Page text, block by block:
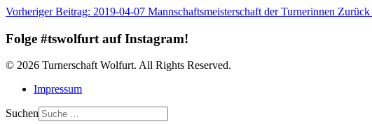
Vorheriger Beitrag: 2019-04-07 Mannschaftsmeisterschaft der Turnerinnen Zurück
Folge #tswolfurt auf Instagram!
© 2026 Turnerschaft Wolfurt. All Rights Reserved.
Impressum
Suchen